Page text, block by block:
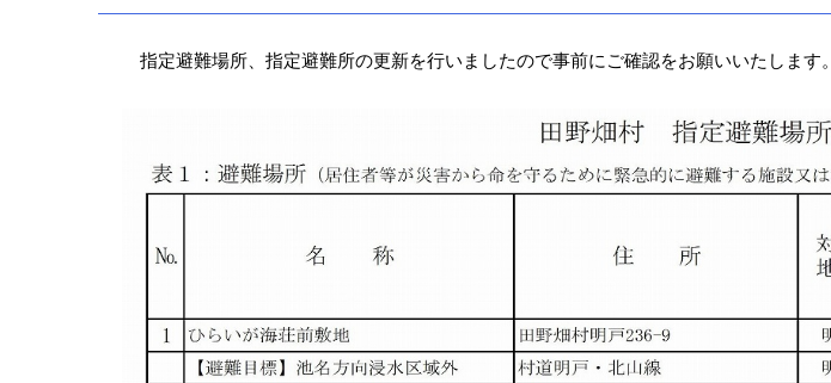
指定避難場所、指定避難所の更新を行いましたので事前にご確認をお願いいたします。